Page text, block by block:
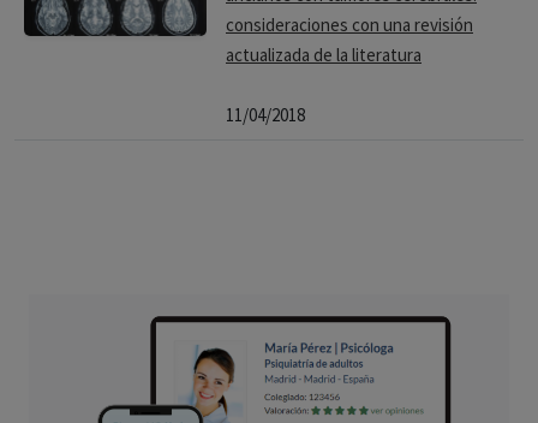
consideraciones con una revisión
actualizada de la literatura
11/04/2018